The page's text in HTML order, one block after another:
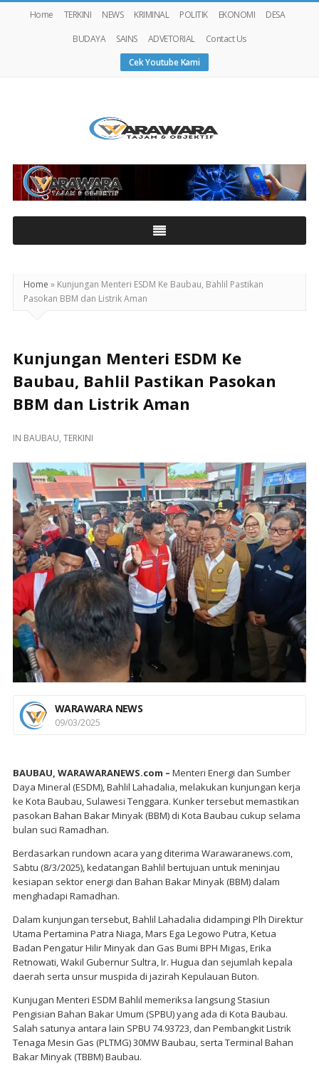
Home TERKINI NEWS KRIMINAL POLITIK EKONOMI
DESA
BUDAYA
SAINS ADVETORIAL
Contact Us
Cek Youtube Kami
Home » Kunjungan Menteri ESDM Ke Baubau, Bahlil Pastikan
Pasokan BBM dan Listrik Aman
Kunjungan Menteri ESDM Ke
Baubau, Bahlil Pastikan Pasokan
BBM dan Listrik Aman
IN BAUBAU, TERKINI
WARAWARA NEWS
09/03/2025
BAUBAU, WARAWARANEWS.com – Menteri Energi dan Sumber
Daya Mineral (ESDM), Bahlil Lahadalia, melakukan kunjungan kerja
ke Kota Baubau, Sulawesi Tenggara. Kunker tersebut memastikan
pasokan Bahan Bakar Minyak (BBM) di Kota Baubau cukup selama
bulan suci Ramadhan.
Berdasarkan rundown acara yang diterima Warawaranews.com,
Sabtu (8/3/2025), kedatangan Bahlil bertujuan untuk meninjau
kesiapan sektor energi dan Bahan Bakar Minyak (BBM) dalam
menghadapi Ramadhan.
Dalam kunjungan tersebut, Bahlil Lahadalia didampingi Plh Direktur
Utama Pertamina Patra Niaga, Mars Ega Legowo Putra, Ketua
Badan Pengatur Hilir Minyak dan Gas Bumi BPH Migas, Erika
Retnowati, Wakil Gubernur Sultra, Ir. Hugua dan sejumlah kepala
daerah serta unsur muspida di jazirah Kepulauan Buton.
Kunjugan Menteri ESDM Bahlil memeriksa langsung Stasiun
Pengisian Bahan Bakar Umum (SPBU) yang ada di Kota Baubau.
Salah satunya antara lain SPBU 74.93723, dan Pembangkit Listrik
Tenaga Mesin Gas (PLTMG) 30MW Baubau, serta Terminal Bahan
Bakar Minyak (TBBM) Baubau.